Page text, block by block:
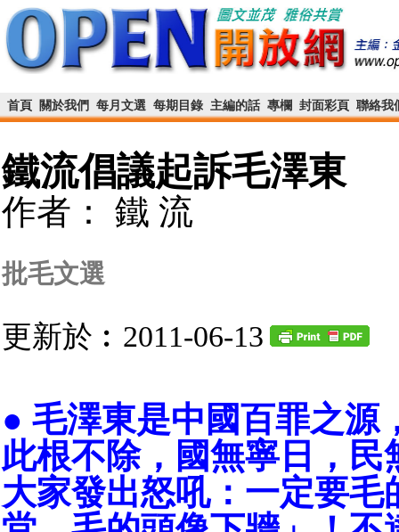
首頁 關於我們 每月文選 每期目錄 主編的話 專欄 封面彩頁 聯絡我
鐵流倡議起訴毛澤東
作者： 鐵 流
批毛文選
更新於︰2011-06-13
● 毛澤東是中國百罪之源
此根不除，國無寧日，民
大家發出怒吼：一定要毛